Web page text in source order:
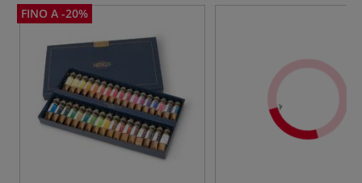
FINO A -20%